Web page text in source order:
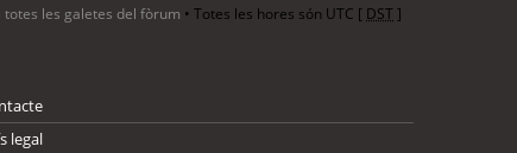
totes les galetes del fòrum • Totes les hores són UTC [ DST]
legal